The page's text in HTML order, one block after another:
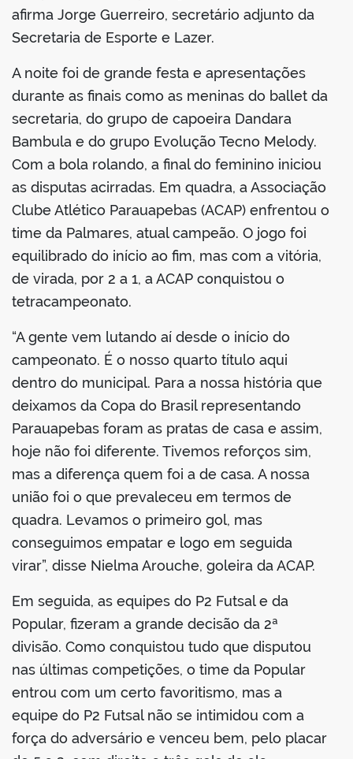
afirma Jorge Guerreiro, secretário adjunto da
Secretaria de Esporte e Lazer.
A noite foi de grande festa e apresentações
durante as finais como as meninas do ballet da
secretaria, do grupo de capoeira Dandara
Bambula e do grupo Evolução Tecno Melody.
Com a bola rolando, a final do feminino iniciou
as disputas acirradas. Em quadra, a Associação
Clube Atlético Parauapebas (ACAP) enfrentou o
time da Palmares, atual campeão. O jogo foi
equilibrado do início ao fim, mas com a vitória,
de virada, por 2 a 1, a ACAP conquistou o
tetracampeonato.
“A gente vem lutando aí desde o início do
campeonato. É o nosso quarto título aqui
dentro do municipal. Para a nossa história que
deixamos da Copa do Brasil representando
Parauapebas foram as pratas de casa e assim,
hoje não foi diferente. Tivemos reforços sim,
mas a diferença quem foi a de casa. A nossa
união foi o que prevaleceu em termos de
quadra. Levamos o primeiro gol, mas
conseguimos empatar e logo em seguida
virar”, disse Nielma Arouche, goleira da ACAP.
Em seguida, as equipes do P2 Futsal e da
Popular, fizeram a grande decisão da 2ª
divisão. Como conquistou tudo que disputou
nas últimas competições, o time da Popular
entrou com um certo favoritismo, mas a
equipe do P2 Futsal não se intimidou com a
força do adversário e venceu bem, pelo placar